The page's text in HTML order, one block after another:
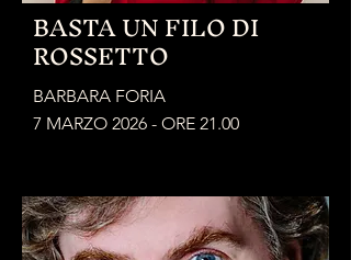
BASTA UN FILO DI
ROSSETTO
BARBARA FORIA
7 MARZO 2026 - ORE 21.00